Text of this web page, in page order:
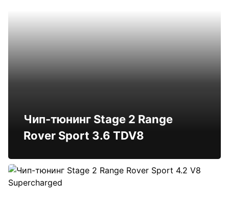
Чип-тюнинг Stage 2 Range
Rover Sport 3.6 TDV8